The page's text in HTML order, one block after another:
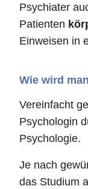
Psychiater
Patienten
Einweisen in
Wie wird
Vereinfacht
Psychologin
Psychologie.
Je nach
das Studium